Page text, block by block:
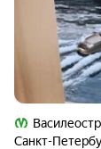
Санкт-